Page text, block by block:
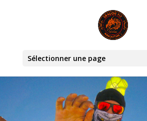
Sélectionner une page